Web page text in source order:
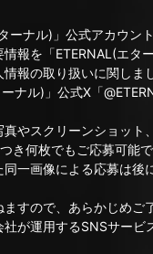
ーナル)」公式アカウン
報を「ETERNAL(エタ
報の取り扱いに関しま
ナル)」公式X「
やスクリーンショット
き何枚でもご応募可能で
一画像による応募は
すので、あらかじめご
が運用するSNSサー